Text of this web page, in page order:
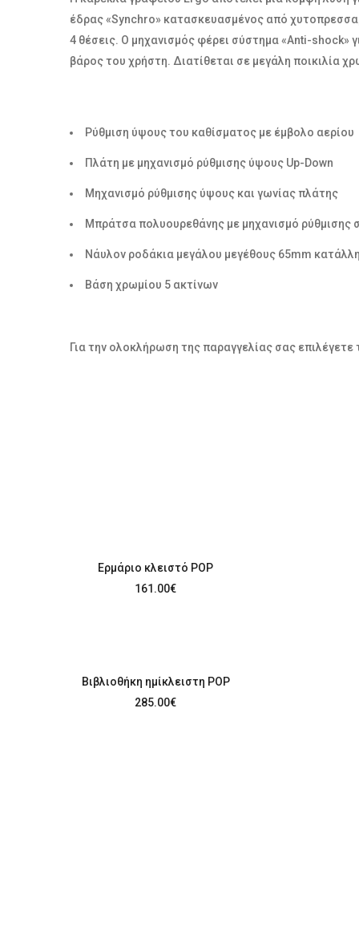
έδρας «Synchro» κατασκευασμένος από
4 θέσεις. Ο μηχανισμός φέρει σύστημα «Anti-shock»
βάρος του χρήστη. Διατίθεται σε μεγάλη ποικιλία
Ρύθμιση ύψους του καθίσματος με έμβολο αερίου
Πλάτη με μηχανισμό ρύθμισης ύψους Up-Down
Μηχανισμό ρύθμισης ύψους και γωνίας πλάτης
Μπράτσα πολυουρεθάνης με μηχανισμό ρύθμισης
Νάυλον ροδάκια μεγάλου μεγέθους 65mm
Βάση χρωμίου 5 ακτίνων
Για την ολοκλήρωση της παραγγελίας σας
Ερμάριο κλειστό POP
161.00€
Βιβλιοθήκη ημίκλειστη POP
285.00€